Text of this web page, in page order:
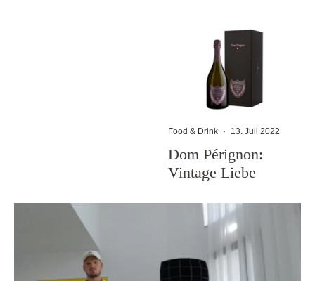
Food & Drink · 13. Juli 2022
Dom Pérignon:
Vintage Liebe